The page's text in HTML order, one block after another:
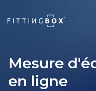
Mesure
en ligne